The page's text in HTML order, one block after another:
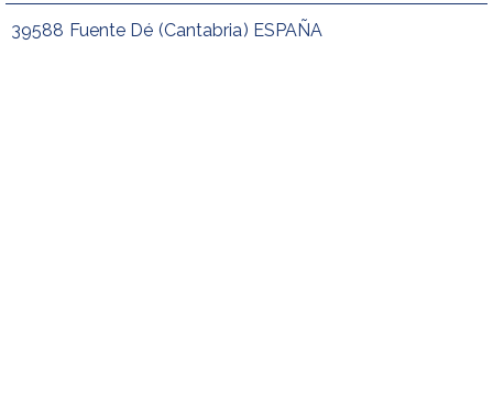
39588 Fuente Dé (Cantabria) ESPAÑA